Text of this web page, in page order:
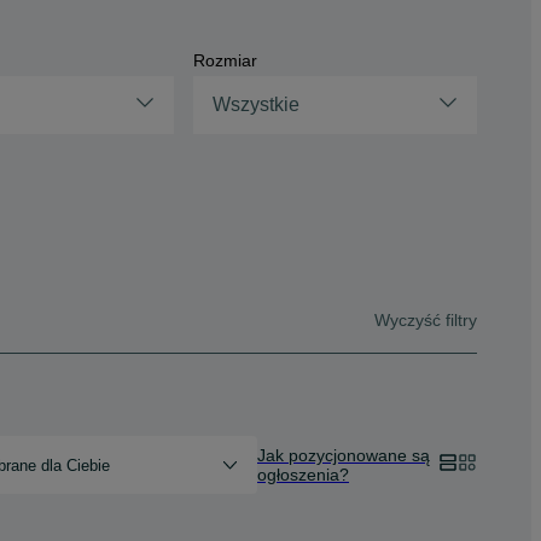
Rozmiar
Wszystkie
Wyczyść filtry
dla Ciebie
Jak pozycjonowane są
ogłoszenia?